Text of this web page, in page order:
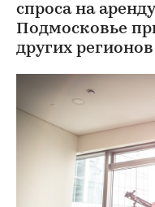
спроса на
Подмосковье
других регионов